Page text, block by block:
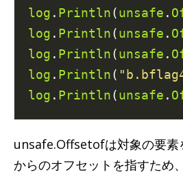
log . Println(unsafe .
log . Println(unsafe .
log . Println(unsafe .
log . Println(
log . Println(unsafe .
unsafe.Offsetofは対象の要素
からのオフセットを指すため、